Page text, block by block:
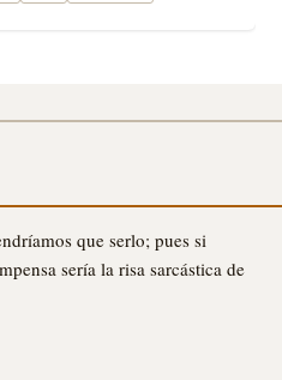
que serlo; pues si
sería la risa sarcástica de